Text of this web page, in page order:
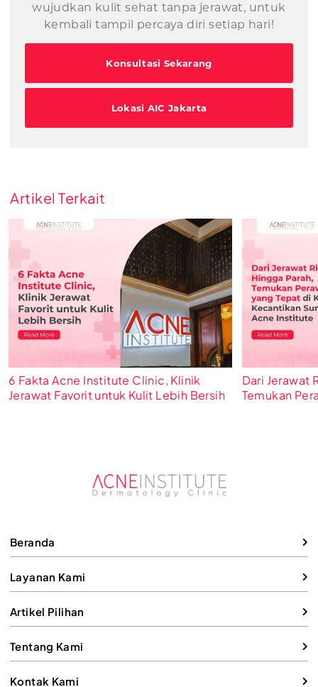
wujudkan kulit sehat tanpa jerawat, untuk
kembali tampil percaya diri setiap hari!
Konsultasi Sekarang
Lokasi AIC Jakarta
Artikel Terkait
6 Fakta Acne Institute Clinic, Klinik
Jerawat Favorit untuk Kulit Lebih Bersih
Dari Jerawat
Temukan
Beranda
Layanan Kami
Artikel Pilihan
Tentang Kami
Kontak Kami